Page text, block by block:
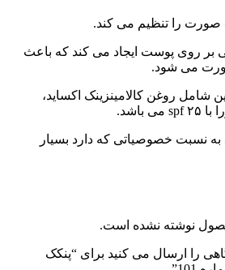
صورت را تنظیم می کند.
بر روی پوست ایجاد می کند که باعث
می شود.
شامل روغن کالامینزینک اکساید،
نسبت خصوصیاتی که دارد بسیار
نوشته نشده است.
را ارسال می کنید برای “پنکک